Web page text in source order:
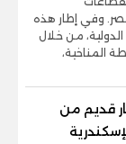
مصر. وفي إطار هذه
من خلال
المناخية،
قديم من